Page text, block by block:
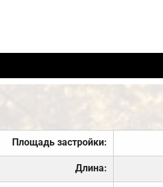
Площадь застройки:
Длина: